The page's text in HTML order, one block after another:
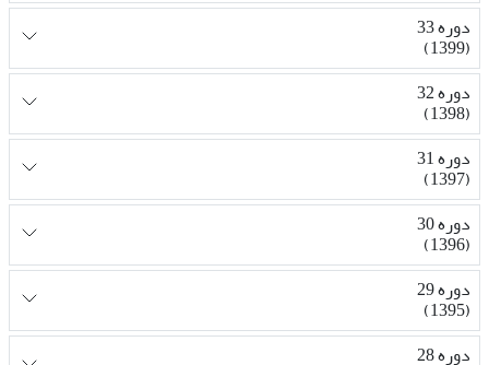
دوره 33
(1399)
دوره 32
(1398)
دوره 31
(1397)
دوره 30
(1396)
دوره 29
(1395)
دوره 28